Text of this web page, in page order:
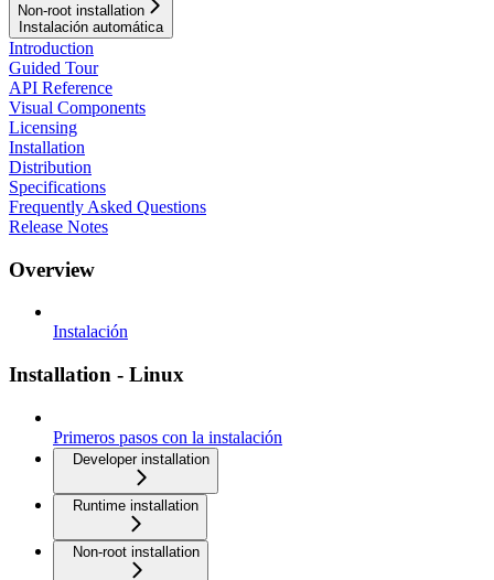
Non-root installation
Instalación automática
Introduction
Guided Tour
API Reference
Visual Components
Licensing
Installation
Distribution
Specifications
Frequently Asked Questions
Release Notes
Overview
Instalación
Installation - Linux
Primeros pasos con la instalación
Developer installation
Runtime installation
Non-root installation